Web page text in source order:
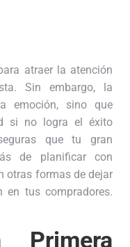
atraer la atención
Sin embargo, la
emoción, sino que
si no logra el éxito
que tu gran
de planificar con
otras formas de dejar
en tus compradores.